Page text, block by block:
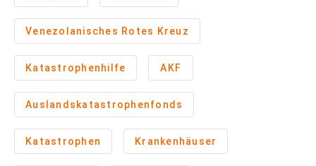
Venezolanisches Rotes Kreuz
Katastrophenhilfe AKF
Auslandskatastrophenfonds
Katastrophen Krankenhäuser